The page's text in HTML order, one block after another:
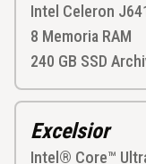
Intel Celeron
8 Memoria RAM
240 GB SSD
Excelsior
Intel® Core™